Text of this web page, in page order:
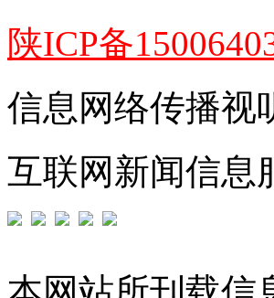
陕ICP备
信息网络传播视
互联网新闻信息